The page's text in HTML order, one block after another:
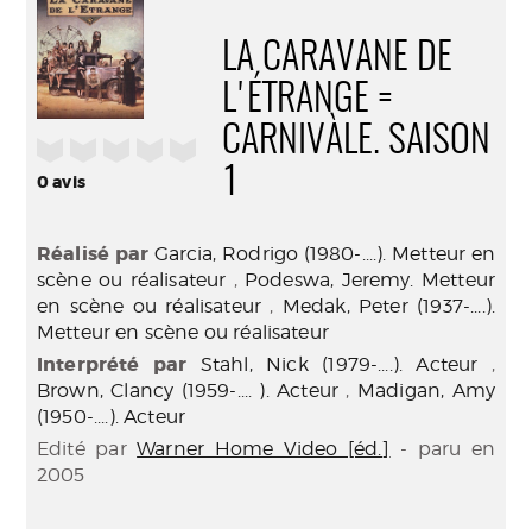
0avis
LA CARAVANE DE
L'ÉTRANGE =
CARNIVÀLE. SAISON
1
Réalisé par Garcia, Rodrigo (1980-....). Metteur en
scène ou réalisateur , Podeswa, Jeremy. Metteur
en scène ou réalisateur , Medak, Peter (1937-....).
Metteur en scène ou réalisateur
Interprété par Stahl, Nick (1979-....). Acteur ,
Brown, Clancy (1959-.... ). Acteur , Madigan, Amy
(1950-....). Acteur
Edité parWarner Home Video [éd.]
- paru en
2005